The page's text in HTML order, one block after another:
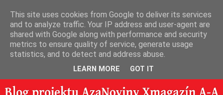
This site uses cookies from Google to deliver its services
and to analyze traffic. Your IP address and user-agent are
shared with Google along with performance and security
metrics to ensure quality of service, generate usage
statistics, and to detect and address abuse.
LEARN MORE GOT IT